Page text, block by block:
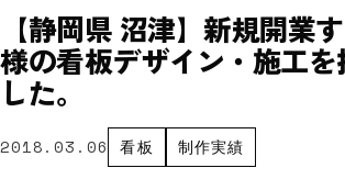
【静岡県 沼津】新規開業
様の看板デザイン・施工を
した。
2018.03.06 看板 制作実績